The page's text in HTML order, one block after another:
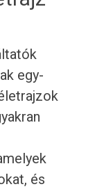
egy-
és